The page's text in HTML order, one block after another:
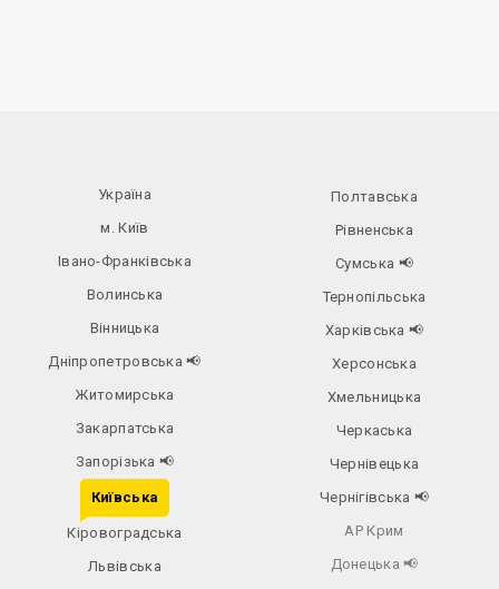
Україна
м. Київ
Івано-Франківська
Волинська
Вінницька
Дніпропетровська📢
Житомирська
Закарпатська
Запорізька 📢
Київська
Кіровоградська
Львівська
Полтавська
Рівненська
Сумська 📢
Тернопільська
Харківська 📢
Херсонська
Хмельницька
Черкаська
Чернівецька
Чернігівська 📢
АР Крим
Донецька 📢